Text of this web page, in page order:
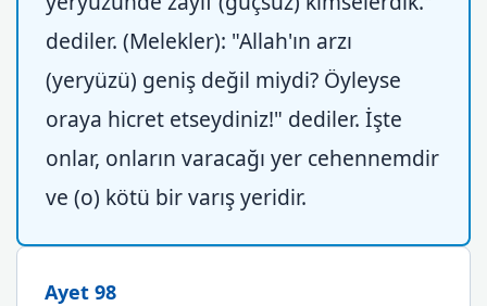
dediler. (Melekler): "Allah'ın arzı
(yeryüzü) geniş değil miydi? Öyleyse
oraya hicret etseydiniz!" dediler. İşte
onlar, onların varacağı yer cehennemdir
ve (o) kötü bir varış yeridir.
Ayet 98